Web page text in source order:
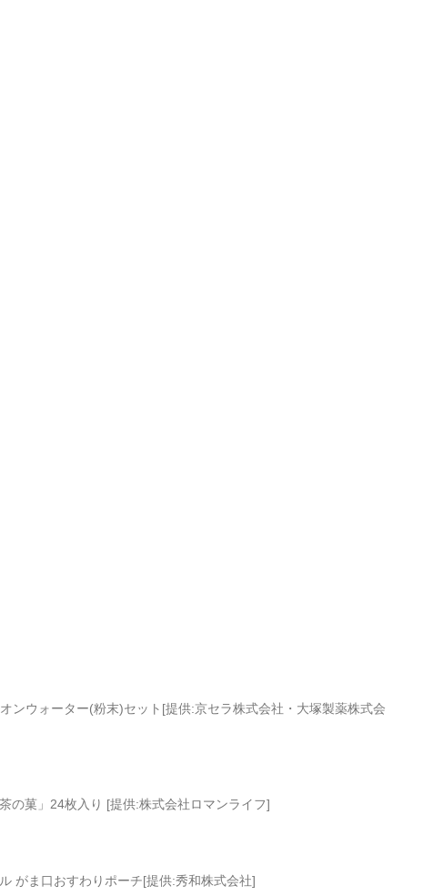
ンウォーター(粉末)セット[提供:京セラ株式会社・大塚製薬株式会
の菓」24枚入り [提供:株式会社ロマンライフ]
がま口おすわりポーチ[提供:秀和株式会社]